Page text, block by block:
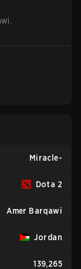
Miracle-
Dota 2
Amer Barqawi
Jordan
139,265